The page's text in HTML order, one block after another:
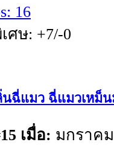
16
ศษ: +7/-0
นฉี่แมว ฉี่แมวเหม็
เมื่อ: มกราคม